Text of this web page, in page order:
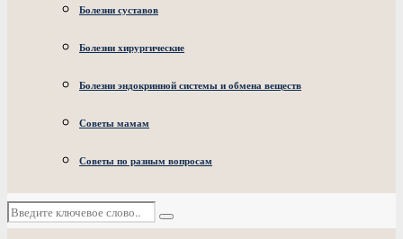
Болезни суставов
Болезни хирургические
Болезни эндокринной системы и обмена веществ
Советы мамам
Советы по разным вопросам
Искать:
Поиск